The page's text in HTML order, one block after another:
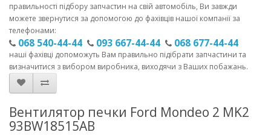
правильності підбору запчастин на свій автомобіль, Ви завжди
можете звернутися за допомогою до фахівців нашої компанії за
телефонами:
068 540-44-44 093 667-44-44 068 677-44-44
наші фахівці допоможуть Вам правильно підібрати запчастини та
визначитися з вибором виробника, виходячи з Ваших побажань.
Вентилятор печки Ford Mondeo 2 MK2
93BW18515AB